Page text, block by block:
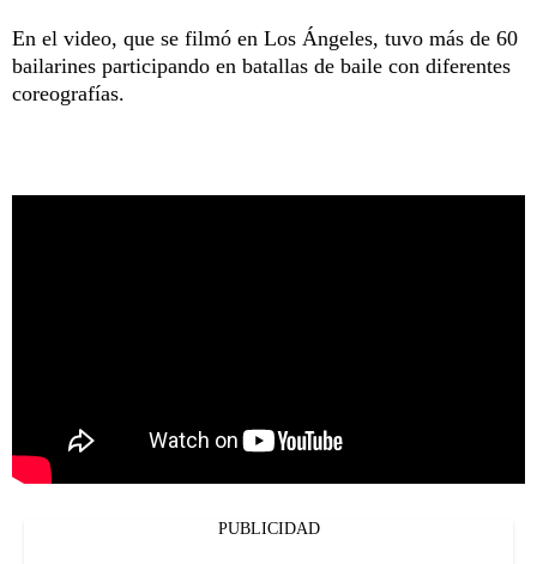
En el video, que se filmó en Los Ángeles, tuvo más de 60
bailarines participando en batallas de baile con diferentes
coreografías.
PUBLICIDAD